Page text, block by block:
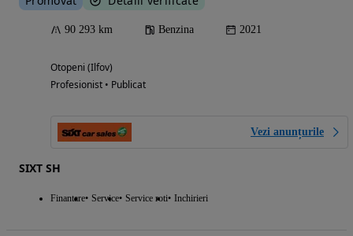
90 293 km Benzina 2021
Otopeni (Ilfov)
Profesionist • Publicat
Vezi anunțurile
SIXT SH
Finantare Service Service roti Inchirieri